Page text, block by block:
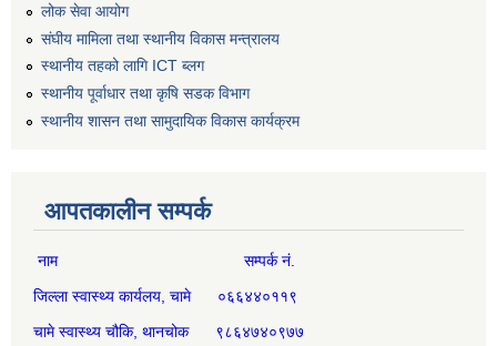
लोक सेवा आयोग
संघीय मामिला तथा स्थानीय विकास मन्त्रालय
स्थानीय तहको लागि ICT ब्लग
स्थानीय पूर्वाधार तथा कृषि सडक विभाग
स्थानीय शासन तथा सामुदायिक विकास कार्यक्रम
आपतकालीन सम्पर्क
नाम सम्पर्क नं.
जिल्ला स्वास्थ्य कार्यलय, चामे ०६६४४०११९
चामे स्वास्थ्य चौकि, थानचोक ९८६४७४०९७७